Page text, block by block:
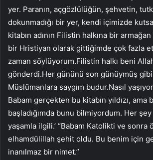
yer. Paranın, açgözlülüğün, şehvetin,
dokunmadığı bir yer, kendi içimizde
kitabın adının Filistin halkına bir
bir Hristiyan olarak gittiğimde çok fazla
zaman söylüyorum.Filistin halkı beni
gönderdi.Her gününü son günüymüş gibi
Müslümanlara saygım budur.Nasıl
Babam gerçekten bu kitabın yıldızı, ama
başladığımda bunu bilmiyordum. Her
yaşamla ilgili.’ “Babam Katolikti ve sonra
elhamdülillah şehit oldu. Bu benim için
inanılmaz bir nimet.”